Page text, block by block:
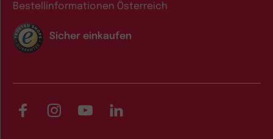
Bestellinformationen Österreich
Sicher einkaufen
FacebookInstagramYouTubeLinkedIn